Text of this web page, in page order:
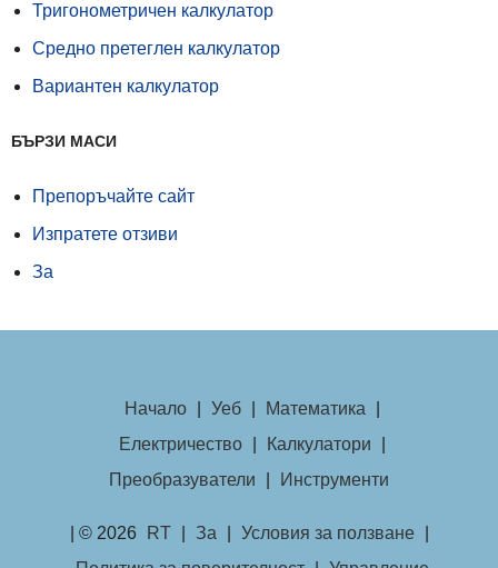
Тригонометричен калкулатор
Средно претеглен калкулатор
Вариантен калкулатор
БЪРЗИ МАСИ
Препоръчайте сайт
Изпратете отзиви
За
Начало Уеб Математика
Електричество
Калкулатори
Преобразуватели
Инструменти
| © 2026 RT За Условия за ползване